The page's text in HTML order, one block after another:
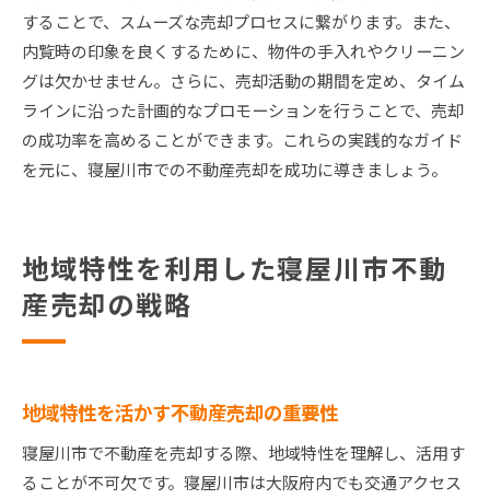
することで、スムーズな売却プロセスに繋がります。また、
内覧時の印象を良くするために、物件の手入れやクリーニン
グは欠かせません。さらに、売却活動の期間を定め、タイム
ラインに沿った計画的なプロモーションを行うことで、売却
の成功率を高めることができます。これらの実践的なガイド
を元に、寝屋川市での不動産売却を成功に導きましょう。
地域特性を利用した寝屋川市不動
産売却の戦略
地域特性を活かす不動産売却の重要性
寝屋川市で不動産を売却する際、地域特性を理解し、活用す
ることが不可欠です。寝屋川市は大阪府内でも交通アクセス